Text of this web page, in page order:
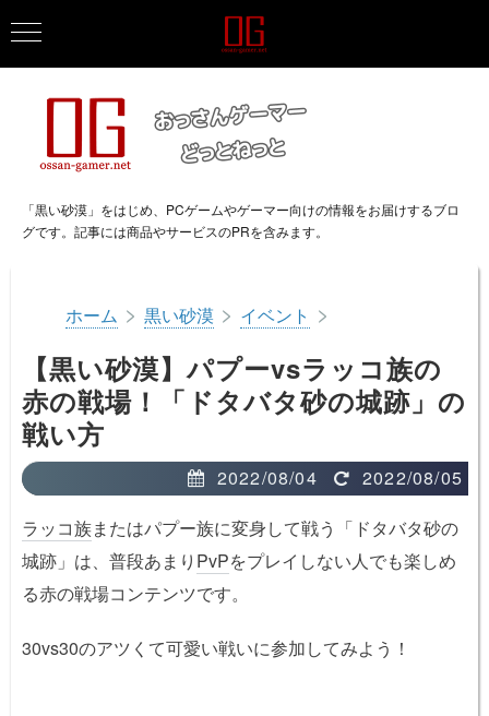
「黒い砂漠」をはじめ、PCゲームやゲーマー向けの情報をお届けするブロ
グです。記事には商品やサービスのPRを含みます。
ホーム > 黒い砂漠 > イベント >
【黒い砂漠】パプーvsラッコ族の
赤の戦場！「ドタバタ砂の城跡」の
戦い方
2022/08/04
2022/08/05
ラッコ族またはパプー族に変身して戦う「ドタバタ砂の
城跡」は、普段あまり PvPをプレイしない人でも楽しめ
る赤の戦場コンテンツです。
30vs30のアツくて可愛い戦いに参加してみよう！